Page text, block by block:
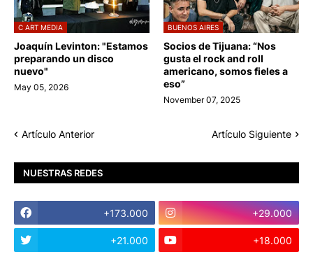
C ART MEDIA
Joaquín Levinton: "Estamos
preparando un disco
nuevo"
May 05, 2026
BUENOS AIRES
Socios de Tijuana: “Nos
gusta el rock and roll
americano, somos fieles a
eso”
November 07, 2025
Artículo Anterior Artículo Siguiente
NUESTRAS REDES
+173.000 +29.000
+21.000 +18.000